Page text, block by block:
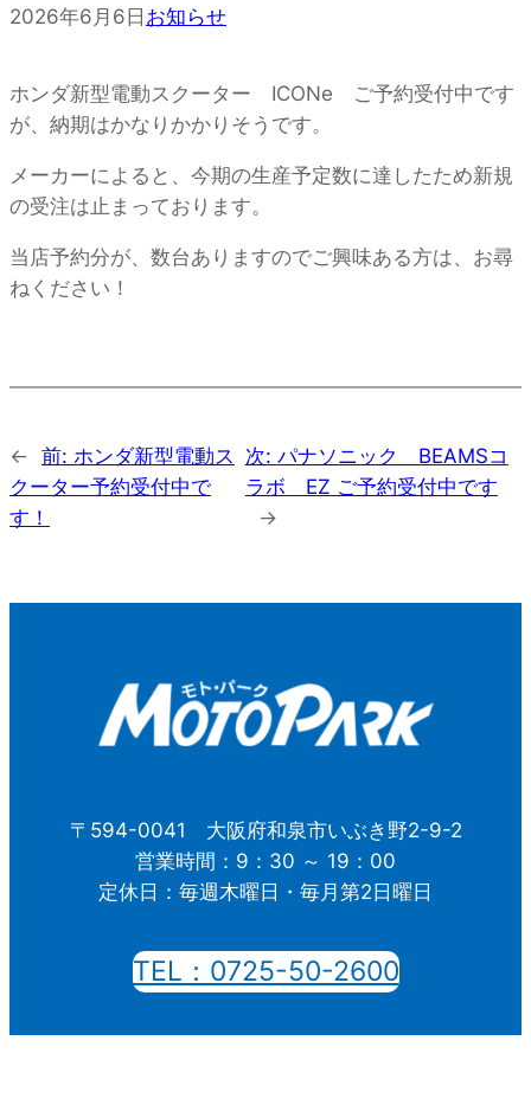
2026年6月6日 お知らせ
ホンダ新型電動スクーター ICONe ご予約受付中です
が、納期はかなりかかりそうです。
メーカーによると、今期の生産予定数に達したため新規
の受注は止まっております。
当店予約分が、数台ありますのでご興味ある方は、お尋
ねください！
← 前: ホンダ新型電動ス
クーター予約受付中で
す！
次: パナソニック BEAMSコ
ラボ EZ ご予約受付中です
→
〒594-0041 大阪府和泉市いぶき野2-9-2
営業時間：9：30 ～ 19：00
定休日：毎週木曜日・毎月第2日曜日
TEL：0725-50-2600